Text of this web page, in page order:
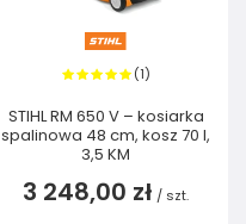
(1)
STIHL RM 650 V – kosiarka
spalinowa 48 cm, kosz 70 l,
3,5 KM
3 248,00 zł / szt.